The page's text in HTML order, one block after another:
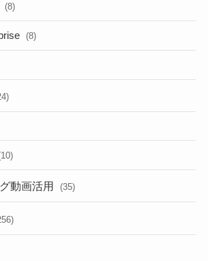
(8)
(8)
動画活用 (35)